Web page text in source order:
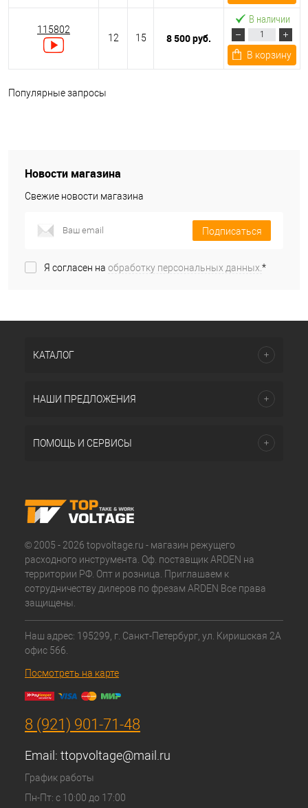
115802
12 15 8 500 руб.
В наличии
В корзину
Популярные запросы
Новости магазина
Свежие новости магазина
Подписаться
Я согласен на обработку персональных данных. *
КАТАЛОГ
НАШИ ПРЕДЛОЖЕНИЯ
ПОМОЩЬ И СЕРВИСЫ
© 2005 - 2026 topvoltage.ru - магазин режущего
расходного инструмента. Оф. поставщик ARDEN на
территории РФ. Опт и розница. Приглашаем к
сотрудничеству дилеров по фрезам ARDEN Все права
защищены.
Наш адрес: 195299, г. Санкт-Петербург, ул. Киришская 2А
офис 566.
Посмотреть на карте
8 (921) 901-71-48
Email: ttopvoltage@mail.ru
График работы
Пн-Пт: с 10:00 до 17:00